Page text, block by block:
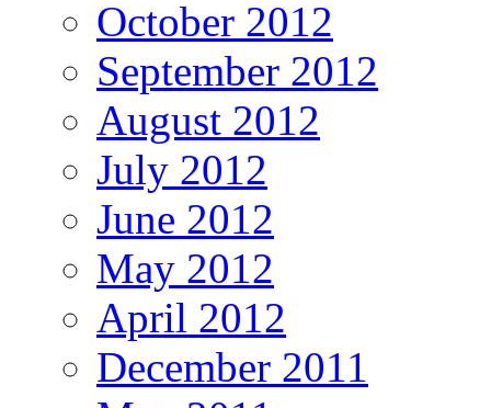
October 2012
September 2012
August 2012
July 2012
June 2012
May 2012
April 2012
December 2011